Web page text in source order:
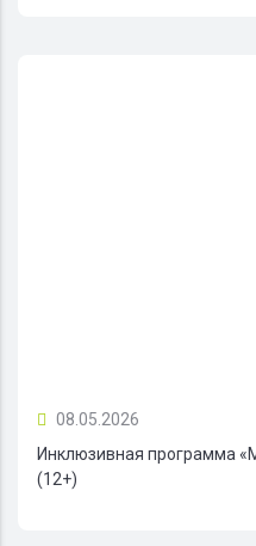
08.05.2026
Инклюзивная программа
(12+)